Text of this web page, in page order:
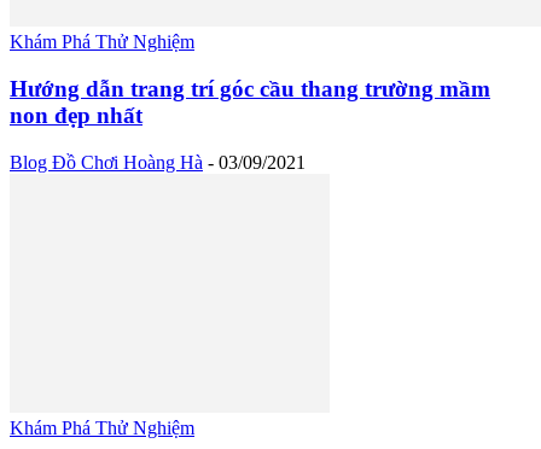
Khám Phá Thử Nghiệm
Hướng dẫn trang trí góc cầu thang trường mầm
non đẹp nhất
Blog Đồ Chơi Hoàng Hà - 03/09/2021
Khám Phá Thử Nghiệm